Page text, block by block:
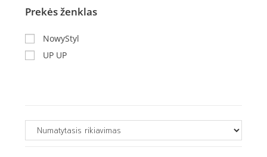
Prekės ženklas
NowyStyl
UP UP